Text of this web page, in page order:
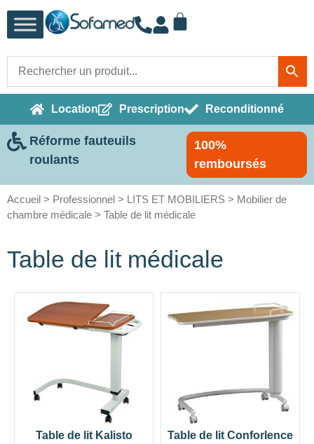
Location Prescription Reconditionné
Réforme fauteuils
roulants
100%
remboursés
Accueil > Professionnel > LITS ET MOBILIERS > Mobilier de
chambre médicale > Table de lit médicale
Table de lit médicale
Table de lit Kalisto
Table de lit Conforlence